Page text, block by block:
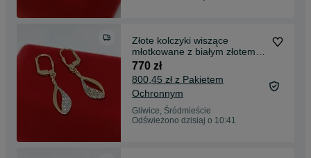
Złote kolczyki wiszące
młotkowane z białym złotem,
złoto próby 585
770 zł
800,45 zł z Pakietem
Ochronnym
Gliwice, Śródmieście
Odświeżono dzisiaj o 10:41